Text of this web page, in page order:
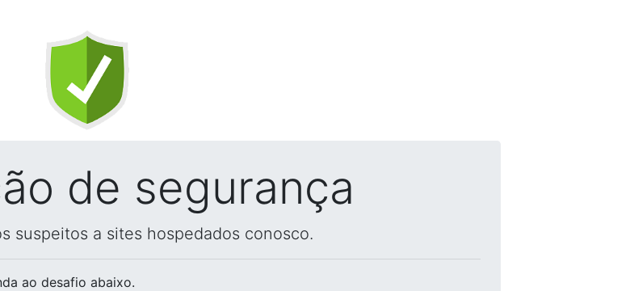
de segurança
suspeitos a sites hospedados conosco.
ao desafio abaixo.